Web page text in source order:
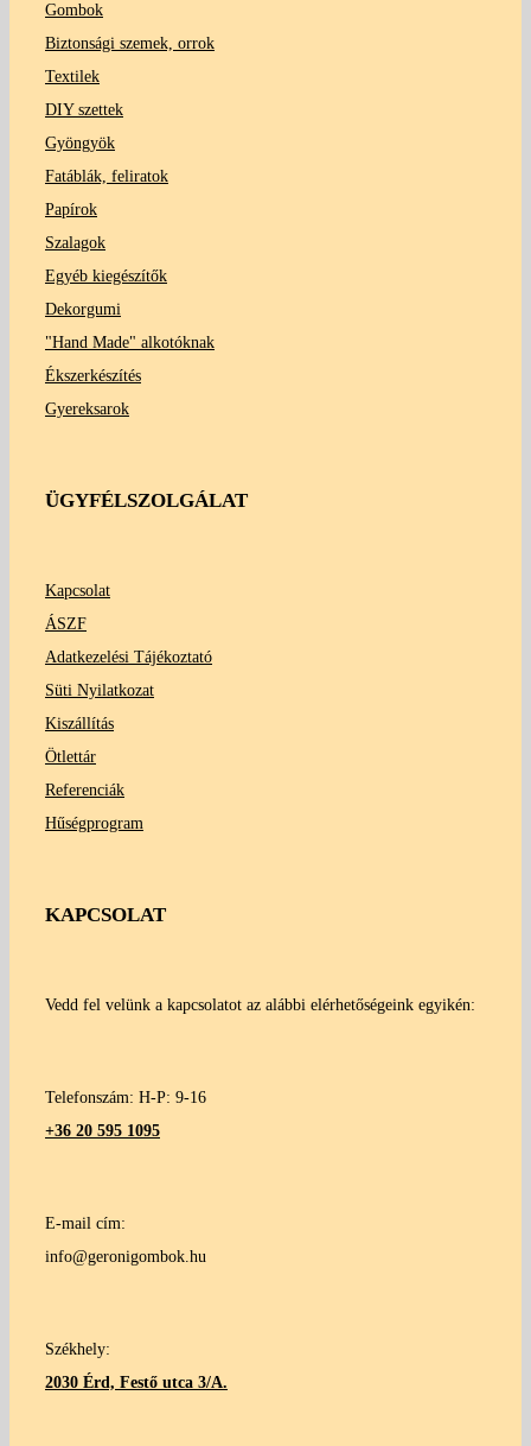
Gombok
Biztonsági szemek, orrok
Textilek
DIY szettek
Gyöngyök
Fatáblák, feliratok
Papírok
Szalagok
Egyéb kiegészítők
Dekorgumi
"Hand Made" alkotóknak
Ékszerkészítés
Gyereksarok
ÜGYFÉLSZOLGÁLAT
Kapcsolat
ÁSZF
Adatkezelési Tájékoztató
Süti Nyilatkozat
Kiszállítás
Ötlettár
Referenciák
Hűségprogram
KAPCSOLAT
Vedd fel velünk a kapcsolatot az alábbi elérhetőségeink egyikén:
Telefonszám: H-P: 9-16
+36 20 595 1095
E-mail cím:
info@geronigombok.hu
Székhely:
2030 Érd, Festő utca 3/A.